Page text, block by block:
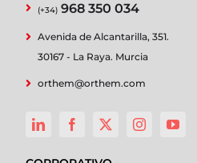
(+34) 968 350 034
Avenida de Alcantarilla, 351.
30167 - La Raya. Murcia
orthem@orthem.com